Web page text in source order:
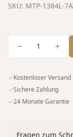
SKU: MTP-1384L-
1
✓Kostenloser Versand
✓Sichere Zahlung
✓24 Monate Garantie
Fragen zum